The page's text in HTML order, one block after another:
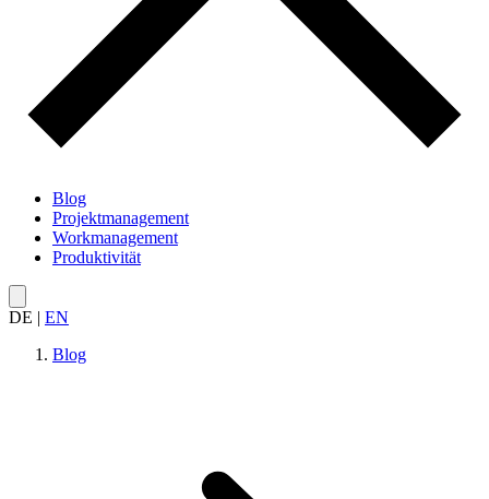
Blog
Projektmanagement
Workmanagement
Produktivität
DE | EN
Blog